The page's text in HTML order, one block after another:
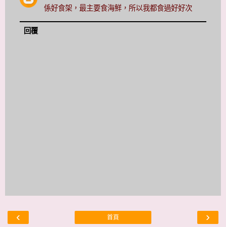
係好食架，最主要食海鮮，所以我都食過好好次
回覆
‹ ›
首頁